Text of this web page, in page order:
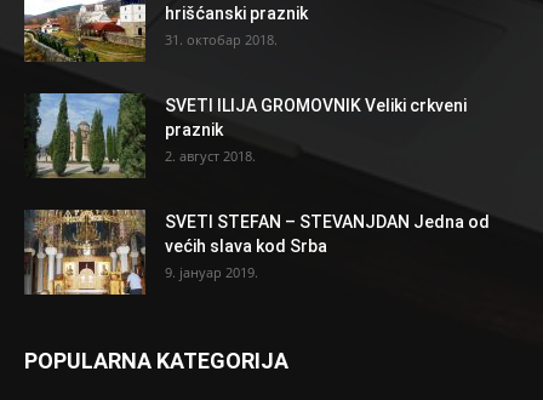
hrišćanski praznik
31. октобар 2018.
SVETI ILIJA GROMOVNIK Veliki crkveni
praznik
2. август 2018.
SVETI STEFAN – STEVANJDAN Jedna od
većih slava kod Srba
9. јануар 2019.
POPULARNA KATEGORIJA